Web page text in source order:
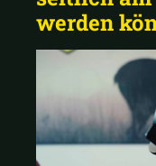
werden